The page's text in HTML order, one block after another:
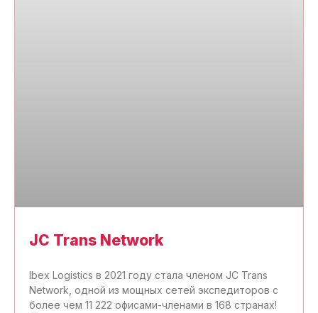
JC Trans Network
Ibex Logistics в 2021 году стала членом JC Trans
Network, одной из мощных сетей экспедиторов с
более чем 11 222 офисами-членами в 168 странах!